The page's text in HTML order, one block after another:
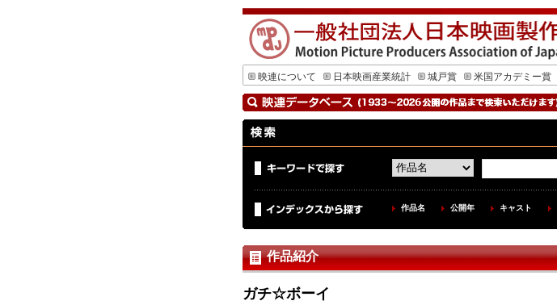
映連について
日本映画産業統計 城戸賞 米国アカデミー賞
作品名 公開年 キャスト
作品紹介
ガチ☆ボーイ